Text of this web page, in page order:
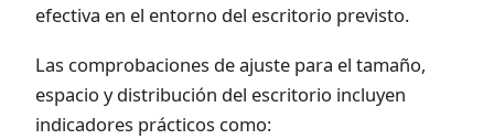
efectiva en el entorno del escritorio previsto.
Las comprobaciones de ajuste para el tamaño,
espacio y distribución del escritorio incluyen
indicadores prácticos como: